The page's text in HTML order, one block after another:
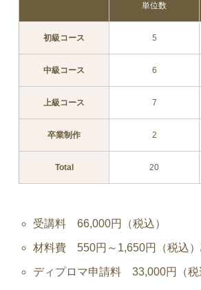
単位数
初級コース 5
中級コース 6
上級コース 7
卒業制作 2
Total 20
受講料 66,000円（税込）
材料費 550円～1,650円（税込）
ディプロマ申請料 33,000円（税